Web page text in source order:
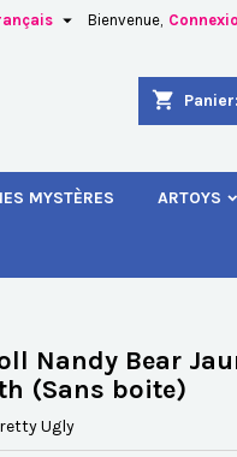
Bienvenue,

shopping_cart Panier:
MYSTÈRES ARTOYS
Nandy Bear
h (Sans boite)
Ugly